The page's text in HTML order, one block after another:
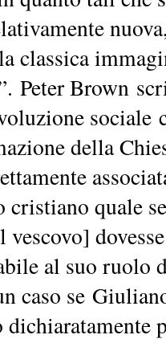
classica
Peter Brown
sociale
della
cristiano quale
vescovo]
al suo ruolo
caso se
dichiaratamente